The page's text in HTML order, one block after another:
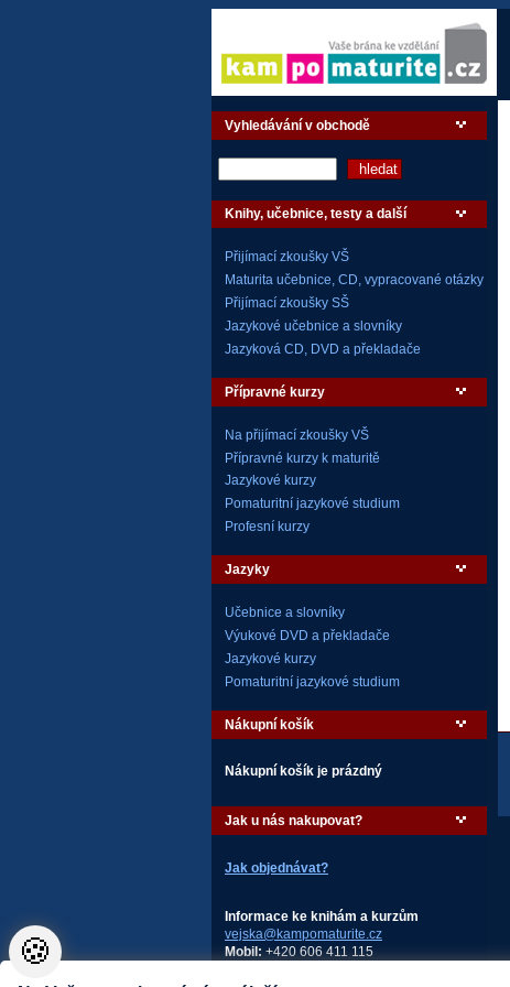
Vyhledávání v obchodě
Knihy, učebnice, testy a další
Přijímací zkoušky VŠ
Maturita učebnice, CD, vypracované otázky
Přijímací zkoušky SŠ
Jazykové učebnice a slovníky
Jazyková CD, DVD a překladače
Přípravné kurzy
Na přijímací zkoušky VŠ
Přípravné kurzy k maturitě
Jazykové kurzy
Pomaturitní jazykové studium
Profesní kurzy
Jazyky
Učebnice a slovníky
Výukové DVD a překladače
Jazykové kurzy
Pomaturitní jazykové studium
Nákupní košík
Nákupní košík je prázdný
Jak u nás nakupovat?
Jak objednávat?
Informace ke knihám a kurzům
vejska@kampomaturite.cz
Mobil: +420 606 411 115
🍪